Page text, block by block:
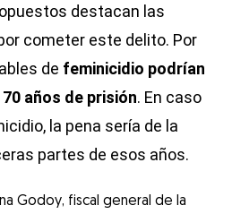
destacan las
cometer este delito. Por
de feminicidio podrían
años de prisión. En caso
la pena sería de la
partes de esos años.
Godoy, fiscal general de la